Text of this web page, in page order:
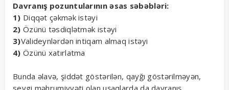
Davranış pozuntularının əsas səbəbləri:
1) Diqqət çəkmək istəyi
2) Özünü təsdiqlətmək istəyi
3)Valideynlərdən intiqam almaq istəyi
4) Özünü xatırlatma
Bunda əlavə, şiddət göstərilən, qayğı göstərilməyən,